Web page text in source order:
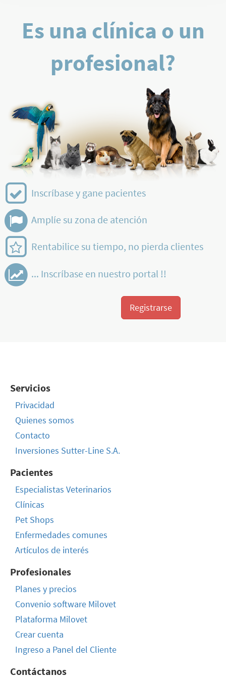
Es una clínica o un
profesional?
Inscríbase y gane pacientes
Amplíe su zona de atención
Rentabilice su tiempo, no pierda clientes
... Inscríbase en nuestro portal !!
Registrarse
Servicios
Privacidad
Quienes somos
Contacto
Inversiones Sutter-Line S.A.
Pacientes
Especialistas Veterinarios
Clínicas
Pet Shops
Enfermedades comunes
Artículos de interés
Profesionales
Planes y precios
Convenio software Milovet
Plataforma Milovet
Crear cuenta
Ingreso a Panel del Cliente
Contáctanos